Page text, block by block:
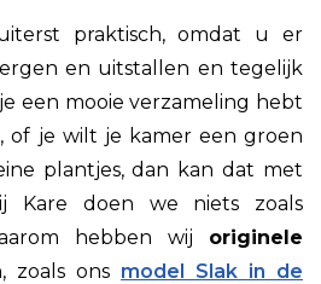
praktisch, omdat u er
en uitstallen en tegelijk
een mooie verzameling hebt
of je wilt je kamer een groen
plantjes, dan kan dat met
Kare doen we niets zoals
hebben wij originele
zoals ons model Slak in de